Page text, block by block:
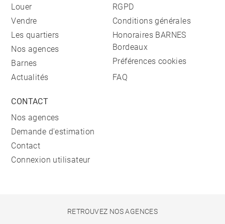
Louer
Vendre
Les quartiers
Nos agences
Barnes
Actualités
RGPD
Conditions générales
Honoraires BARNES
Bordeaux
Préférences cookies
FAQ
CONTACT
Nos agences
Demande d'estimation
Contact
Connexion utilisateur
RETROUVEZ NOS AGENCES